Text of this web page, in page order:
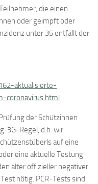
die einen
oder geimpft oder
unter 35 entfällt der
aktualisierte-
coronavirus.html
der Schützinnen
3G-Regel, d.h. wir
auf eine
eine aktuelle Testung
alter offizieller negativer
nötig. PCR-Tests sind